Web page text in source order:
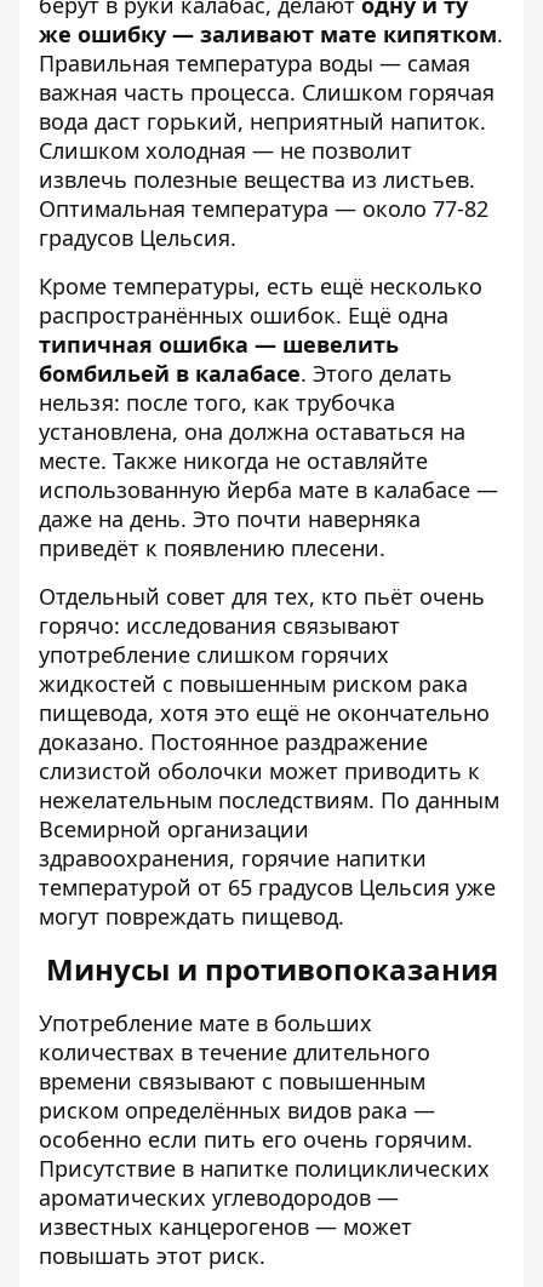
же ошибку — заливают мате кипятком.
Правильная температура воды — самая
важная часть процесса. Слишком горячая
вода даст горький, неприятный напиток.
Слишком холодная — не позволит
извлечь полезные вещества из листьев.
Оптимальная температура — около 77-82
градусов Цельсия.
Кроме температуры, есть ещё несколько
распространённых ошибок. Ещё одна
типичная ошибка — шевелить
бомбильей в калабасе. Этого делать
нельзя: после того, как трубочка
установлена, она должна оставаться на
месте. Также никогда не оставляйте
использованную йерба мате в калабасе —
даже на день. Это почти наверняка
приведёт к появлению плесени.
Отдельный совет для тех, кто пьёт очень
горячо: исследования связывают
употребление слишком горячих
жидкостей с повышенным риском рака
пищевода, хотя это ещё не окончательно
доказано. Постоянное раздражение
слизистой оболочки может приводить к
нежелательным последствиям. По данным
Всемирной организации
здравоохранения, горячие напитки
температурой от 65 градусов Цельсия уже
могут повреждать пищевод.
Минусы и противопоказания
Употребление мате в больших
количествах в течение длительного
времени связывают с повышенным
риском определённых видов рака —
особенно если пить его очень горячим.
Присутствие в напитке полициклических
ароматических углеводородов —
известных канцерогенов — может
повышать этот риск.